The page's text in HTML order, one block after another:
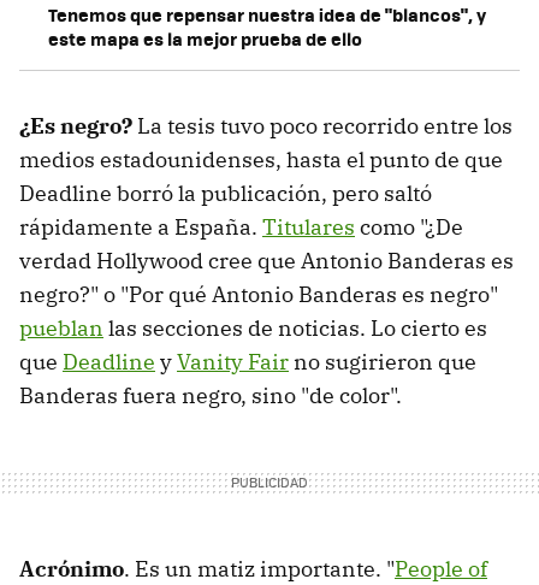
Tenemos que repensar nuestra idea de "blancos", y
este mapa es la mejor prueba de ello
¿Es negro? La tesis tuvo poco recorrido entre los
medios estadounidenses, hasta el punto de que
Deadline borró la publicación, pero saltó
rápidamente a España. Titulares como "¿De
verdad Hollywood cree que Antonio Banderas es
negro?" o "Por qué Antonio Banderas es negro"
pueblan las secciones de noticias. Lo cierto es
que Deadline yVanity Fair no sugirieron que
Banderas fuera negro, sino "de color".
Acrónimo. Es un matiz importante. "People of